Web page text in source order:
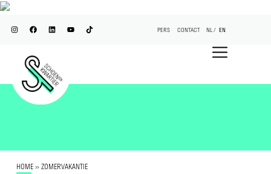
PERS CONTACT NL EN
HOME» ZOMERVAKANTIE